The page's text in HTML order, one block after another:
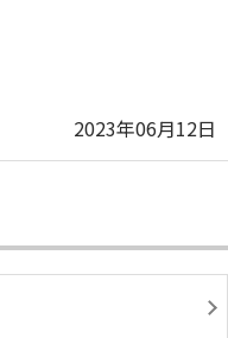
2023年06月12日